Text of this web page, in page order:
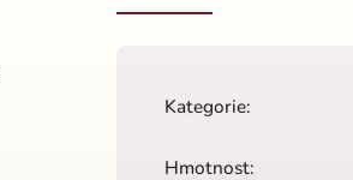
Kategorie:
Hmotnost: